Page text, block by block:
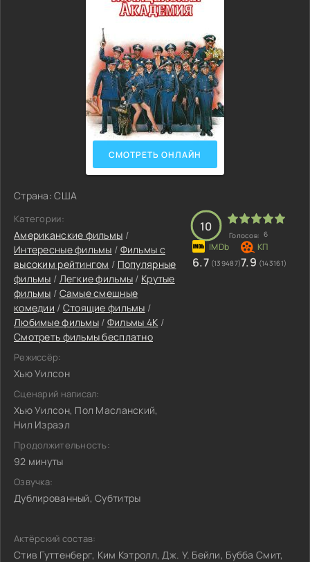
СМОТРЕТЬ ОНЛАЙН
Страна: США
Категории:
Американские фильмы /
Интересные фильмы / Фильмы с
высоким рейтингом / Популярные
фильмы / Легкие фильмы / Крутые
фильмы / Самые смешные
комедии / Стоящие фильмы /
Любимые фильмы/ Фильмы 4K /
Смотреть фильмы бесплатно
Режиссёр:
Хью Уилсон
Сценарий написал:
Хью Уилсон, Пол Масланский,
Нил Израэл
Продолжительность:
92 минуты
Озвучка:
Дублированный, Субтитры
10
Голосов: 6
6.7 (139487)7.9 (143161)
Актёрский состав:
Стив Гуттенберг, Ким Кэтролл, Дж. У. Бейли, Бубба Смит,